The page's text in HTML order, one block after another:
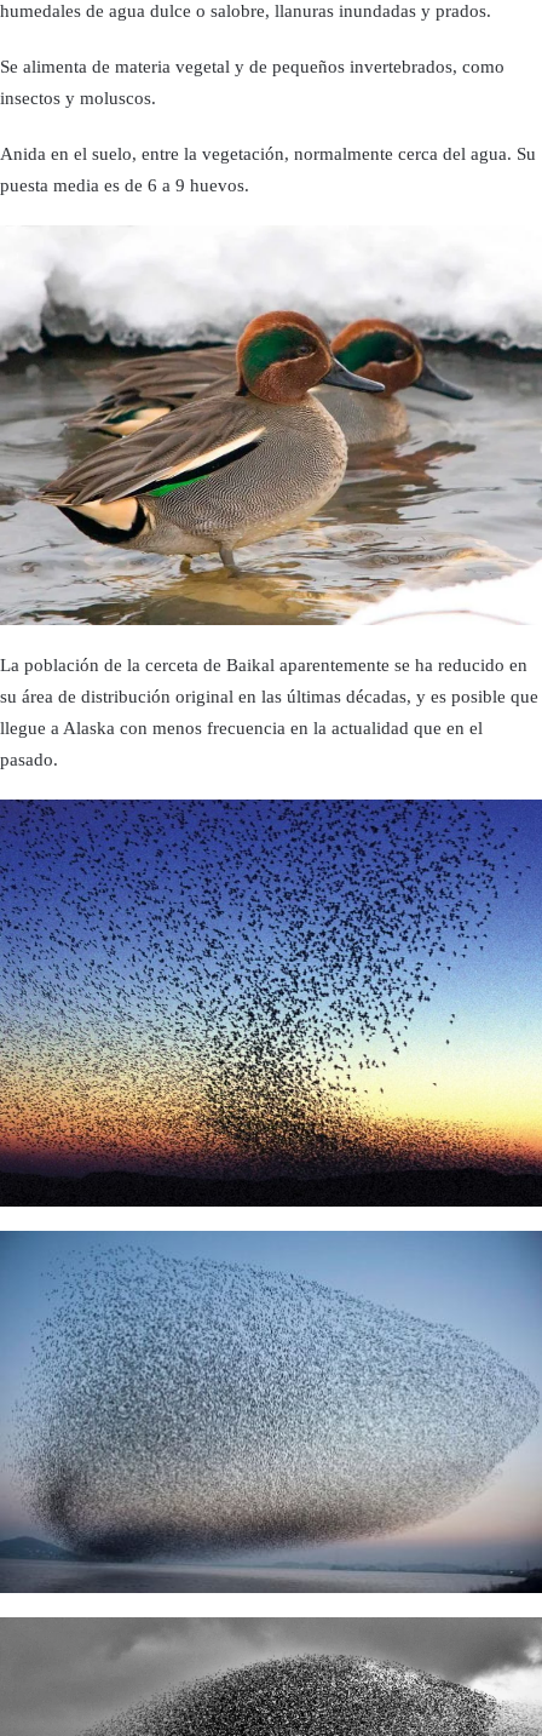
humedales de agua dulce o salobre, llanuras inundadas y prados.
Se alimenta de materia vegetal y de pequeños invertebrados, como
insectos y moluscos.
Anida en el suelo, entre la vegetación, normalmente cerca del agua. Su
puesta media es de 6 a 9 huevos.
La población de la cerceta de Baikal aparentemente se ha reducido en
su área de distribución original en las últimas décadas, y es posible que
llegue a Alaska con menos frecuencia en la actualidad que en el
pasado.